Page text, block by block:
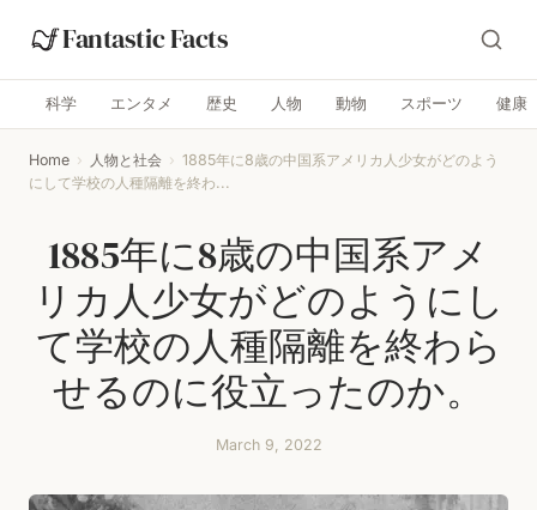
Fantastic Facts
科学 エンタメ 歴史 人物 動物 スポーツ 健康
Home › 人物と社会 › 1885年に8歳の中国系アメリカ人少女がどのよう
にして学校の人種隔離を終わ...
1885年に8歳の中国系アメ
リカ人少女がどのようにし
て学校の人種隔離を終わら
せるのに役立ったのか。
March 9, 2022